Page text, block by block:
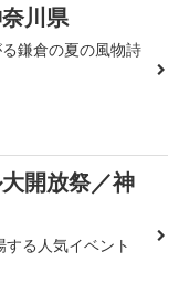
川県
鎌倉の夏の風物詩
開放祭／神
る人気イベント